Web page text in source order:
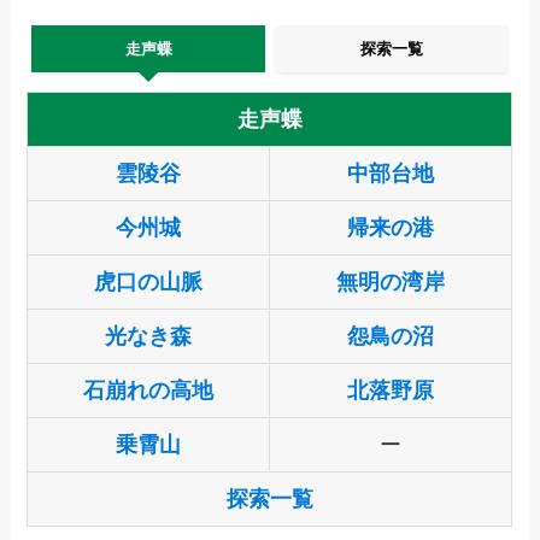
走声蝶 探索一覧
走声蝶
雲陵谷 中部台地
今州城 帰来の港
虎口の山脈 無明の湾岸
光なき森 怨鳥の沼
石崩れの高地 北落野原
乗霄山 ー
探索一覧